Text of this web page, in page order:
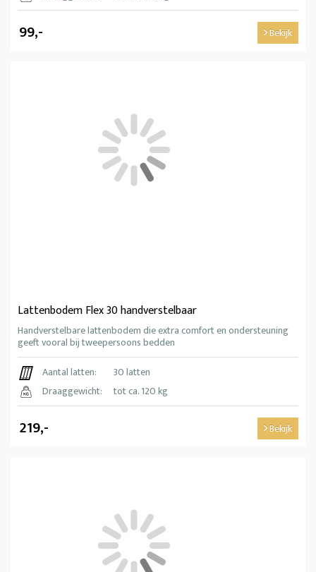
99,- Bekijk
Lattenbodem Flex 30 handverstelbaar
Handverstelbare lattenbodem die extra comfort en ondersteuning
geeft vooral bij tweepersoons bedden
Aantal latten:
30 latten
Draaggewicht:
tot ca. 120 kg
219,- Bekijk